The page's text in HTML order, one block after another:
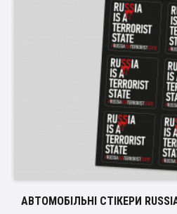
АВТОМОБІЛЬНІ СТІКЕРИ